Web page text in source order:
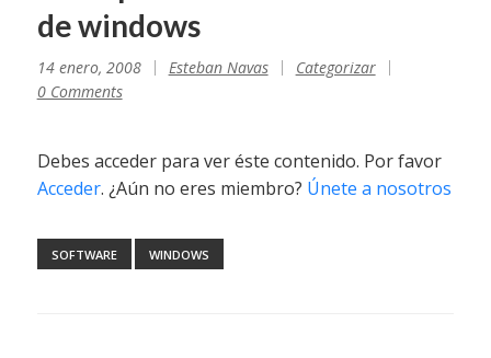
de windows
14 enero, 2008 Esteban Navas
Categorizar
0 Comments
Debes acceder para ver éste contenido. Por favor
Acceder. ¿Aún no eres miembro? Únete a nosotros
SOFTWARE WINDOWS